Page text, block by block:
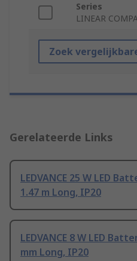
Series
LINEAR
Zoek
Gerelateerde Links
LEDVANCE 25 W LED
1.47 m Long, IP20
LEDVANCE 8 W LED
mm Long, IP20